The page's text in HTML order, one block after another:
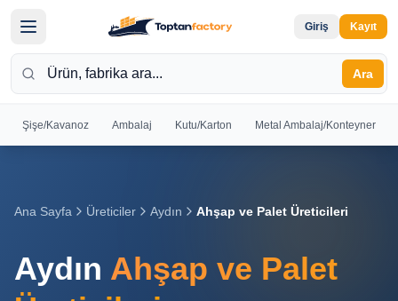
Giriş Kayıt
Ara
Şişe/Kavanoz Ambalaj Kutu/Karton Metal Ambalaj/Konteyner
Giriş yapın
Giriş
Ana Sayfa Üreticiler Aydın Ahşap ve Palet Üreticileri
Aydın Ahşap ve Palet